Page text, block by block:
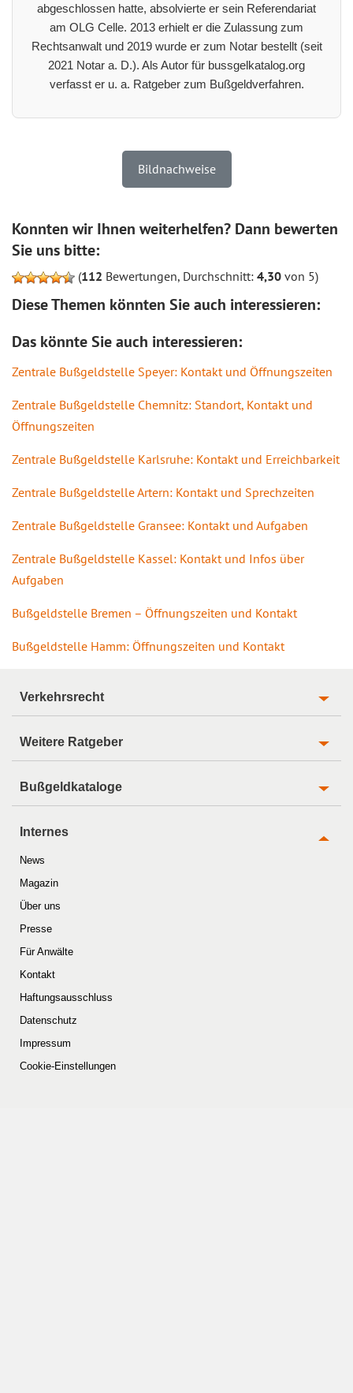
abgeschlossen hatte, absolvierte er sein Referendariat
am OLG Celle. 2013 erhielt er die Zulassung zum
Rechtsanwalt und 2019 wurde er zum Notar bestellt (seit
2021 Notar a. D.). Als Autor für bussgelkatalog.org
verfasst er u. a. Ratgeber zum Bußgeldverfahren.
Bildnachweise
Konnten wir Ihnen weiterhelfen? Dann bewerten
Sie uns bitte:
(112 Bewertungen, Durchschnitt: 4,30 von 5)
Diese Themen könnten Sie auch interessieren:
Das könnte Sie auch interessieren:
Zentrale Bußgeldstelle Speyer: Kontakt und Öffnungszeiten
Zentrale Bußgeldstelle Chemnitz: Standort, Kontakt und
Öffnungszeiten
Zentrale Bußgeldstelle Karlsruhe: Kontakt und Erreichbarkeit
Zentrale Bußgeldstelle Artern: Kontakt und Sprechzeiten
Zentrale Bußgeldstelle Gransee: Kontakt und Aufgaben
Zentrale Bußgeldstelle Kassel: Kontakt und Infos über
Aufgaben
Bußgeldstelle Bremen – Öffnungszeiten und Kontakt
Bußgeldstelle Hamm: Öffnungszeiten und Kontakt
Verkehrsrecht
Weitere Ratgeber
Bußgeldkataloge
Internes
News
Magazin
Über uns
Presse
Für Anwälte
Kontakt
Haftungsausschluss
Datenschutz
Impressum
Cookie-Einstellungen